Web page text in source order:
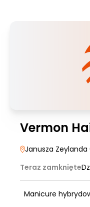
Vermon
Janusza Zeylanda
Teraz zamknięte
Manicure